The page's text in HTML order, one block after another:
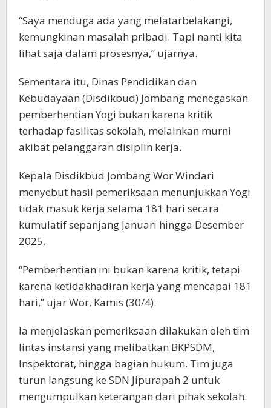
“Saya menduga ada yang melatarbelakangi,
kemungkinan masalah pribadi. Tapi nanti kita
lihat saja dalam prosesnya,” ujarnya.
Sementara itu, Dinas Pendidikan dan
Kebudayaan (Disdikbud) Jombang menegaskan
pemberhentian Yogi bukan karena kritik
terhadap fasilitas sekolah, melainkan murni
akibat pelanggaran disiplin kerja.
Kepala Disdikbud Jombang Wor Windari
menyebut hasil pemeriksaan menunjukkan Yogi
tidak masuk kerja selama 181 hari secara
kumulatif sepanjang Januari hingga Desember
2025.
“Pemberhentian ini bukan karena kritik, tetapi
karena ketidakhadiran kerja yang mencapai 181
hari,” ujar Wor, Kamis (30/4).
Ia menjelaskan pemeriksaan dilakukan oleh tim
lintas instansi yang melibatkan BKPSDM,
Inspektorat, hingga bagian hukum. Tim juga
turun langsung ke SDN Jipurapah 2 untuk
mengumpulkan keterangan dari pihak sekolah.